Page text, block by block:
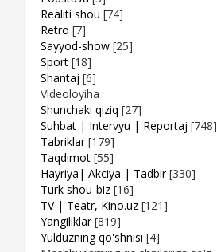
Realiti shou [74]
Retro [7]
Sayyod-show [25]
Sport [18]
Shantaj [6]
Videoloyiha
Shunchaki qiziq [27]
Suhbat | Intervyu | Reportaj [748]
Tabriklar [179]
Taqdimot [55]
Hayriya| Akciya | Tadbir [330]
Turk shou-biz [16]
TV | Teatr, Kino.uz [121]
Yangiliklar [819]
Yulduzning qo'shnisi [4]